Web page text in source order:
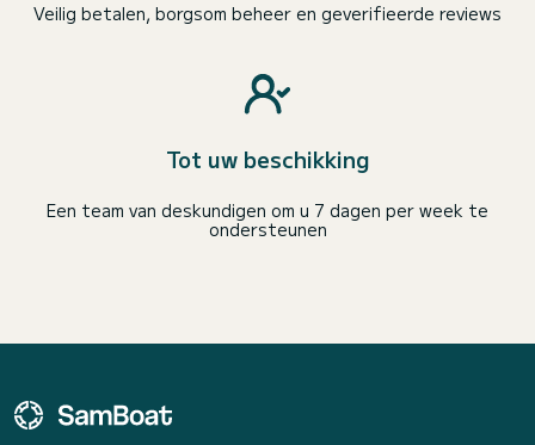
Veilig betalen, borgsom beheer en geverifieerde reviews
Tot uw beschikking
Een team van deskundigen om u 7 dagen per week te
ondersteunen